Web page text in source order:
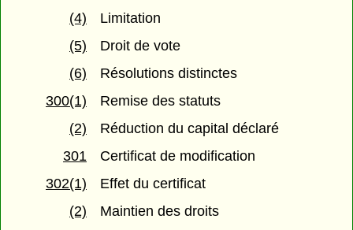
(4)
Limitation
(5)
Droit de vote
(6)
Résolutions distinctes
300(1)
Remise des statuts
(2)
Réduction du capital déclaré
301
Certificat de modification
302(1)
Effet du certificat
(2)
Maintien des droits